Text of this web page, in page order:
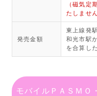
（磁気定
たしませ
発売金額
東上線発
和光市駅
を合算し
モバイルＰＡＳＭＯ